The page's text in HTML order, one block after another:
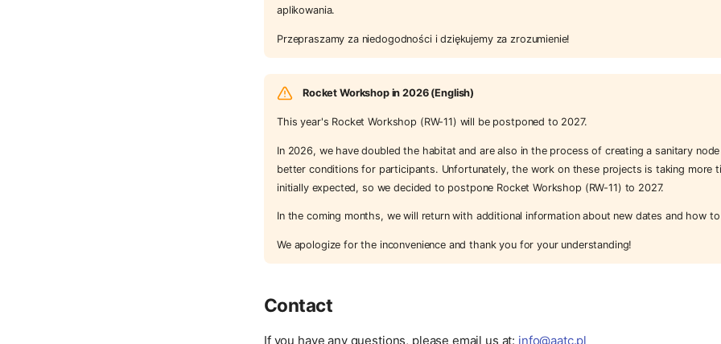
aplikowania.
Przepraszamy za niedogodności i dziękujemy za zrozumienie!
Rocket Workshop in 2026 (English)
This year's Rocket Workshop (RW-11) will be postponed to 2027.
In 2026, we have doubled the habitat and are also in the process of creating a sanitary
better conditions for participants. Unfortunately, the work on these projects is taking more
initially expected, so we decided to postpone Rocket Workshop (RW-11) to 2027.
In the coming months, we will return with additional information about new dates and how
We apologize for the inconvenience and thank you for your understanding!
Contact
If you have any questions, please email us at: info@aatc.pl